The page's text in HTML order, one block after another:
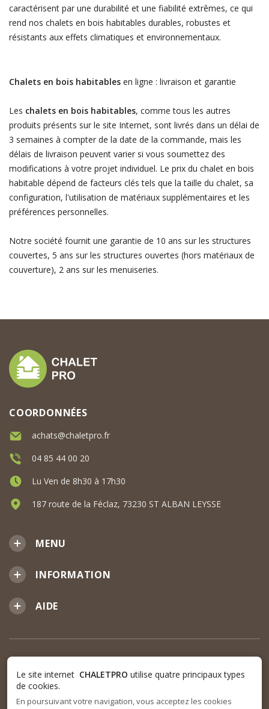
caractérisent par une durabilité et une fiabilité extrêmes, ce qui
rend nos chalets en bois habitables durables, robustes et
résistants aux effets climatiques et environnementaux.
Chalets en bois habitablesen ligne : livraison et garantie
Les chalets en bois habitables, comme tous les autres
produits présents sur le site Internet, sont livrés dans un délai de
3 semaines à compter de la date de la commande, mais les
délais de livraison peuvent varier si vous soumettez des
modifications à votre projet individuel. Le prix du chalet en bois
habitable dépend de facteurs clés tels que la taille du chalet, sa
configuration, l'utilisation de matériaux supplémentaires et les
préférences personnelles.
Notre société fournit une garantie de 10 ans sur les structures
couvertes, 5 ans sur les structures ouvertes (hors matériaux de
couverture), 2 ans sur les menuiseries.
MENU
INFORMATION
AIDE
COORDONNÉES
achats@chaletpro.fr
04 85 44 00 20
Lu Ven de 8h30 à 17h30
187 route de la Féclaz, 73230 ST ALBAN LEYSSE
Le site internet CHALETPRO utilise quatre principaux types
de cookies.
En poursuivant votre navigation, vous acceptez les cookies